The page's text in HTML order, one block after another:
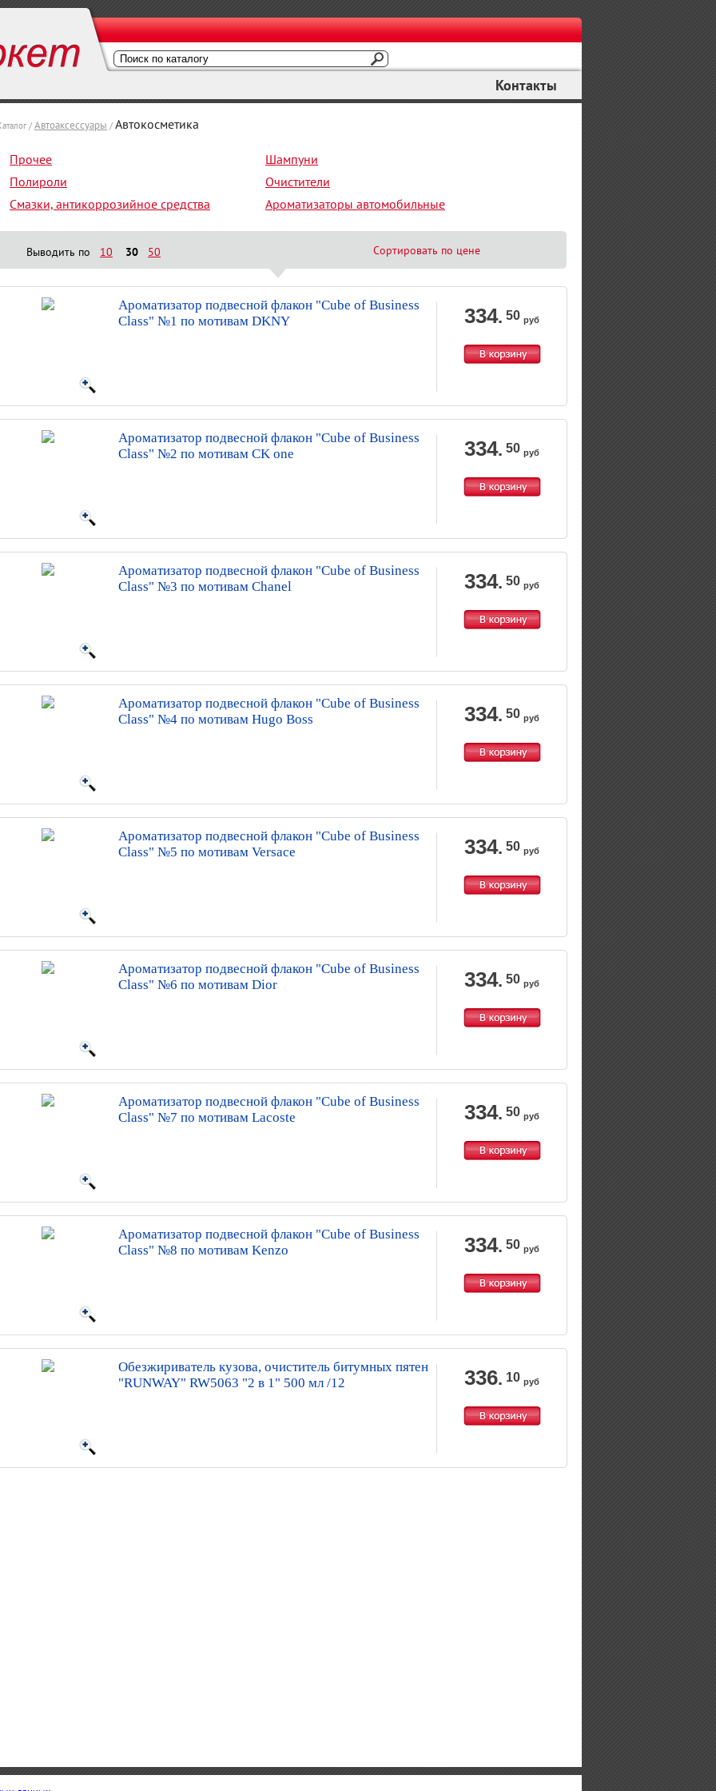
Контакты
/ Автоаксессуары / Автокосметика
Прочее
Шампуни
Полироли
Очистители
Смазки, антикоррозийное средства
Ароматизаторы автомобильные
Выводить по 10 30 50 Сортировать по цене
Ароматизатор подвесной флакон "Cube of Business
Class" №1 по мотивам DKNY
334. 50 руб
Ароматизатор подвесной флакон "Cube of Business
Class" №2 по мотивам CK one
334. 50 руб
Ароматизатор подвесной флакон "Cube of Business
Class" №3 по мотивам Chanel
334. 50 руб
Ароматизатор подвесной флакон "Cube of Business
Class" №4 по мотивам Hugo Boss
334. 50 руб
Ароматизатор подвесной флакон "Cube of Business
Class" №5 по мотивам Versace
334. 50 руб
Ароматизатор подвесной флакон "Cube of Business
Class" №6 по мотивам Dior
334. 50 руб
Ароматизатор подвесной флакон "Cube of Business
Class" №7 по мотивам Lacoste
334. 50 руб
Ароматизатор подвесной флакон "Cube of Business
Class" №8 по мотивам Kenzo
334. 50 руб
Обезжириватель кузова, очиститель битумных пятен
"RUNWAY" RW5063 "2 в 1" 500 мл /12
336. 10 руб